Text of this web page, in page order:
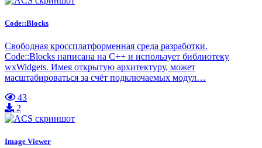
Code::Blocks
Свободная кроссплатформенная среда разработки.
Code::Blocks написана на С++ и использует библиотеку
wxWidgets. Имея открытую архитектуру, может
масштабироваться за счёт подключаемых модул…
43
2
Image Viewer